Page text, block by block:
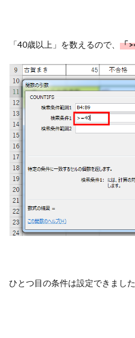
「40歳以上」を数えるので、 「
ひとつ目の条件は設定できました